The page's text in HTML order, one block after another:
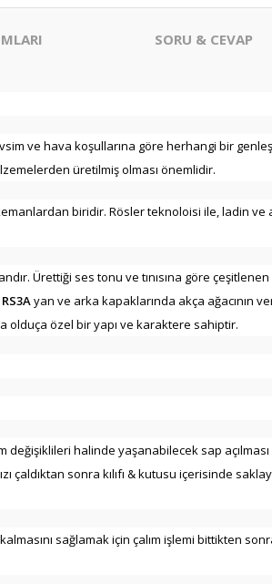
SORU & CEVAP
ve hava koşullarına göre herhangi bir
üretilmiş olması önemlidir.
biridir. Rösler teknoloisi ile, ladin
Ürettiği ses tonu ve tınısına göre
yan ve arka kapaklarında akça ağacının
olduça özel bir yapı ve karaktere sahiptir.
değişiklileri halinde yaşanabilecek sap
çaldıktan sonra kılıfı & kutusu içerisinde
sağlamak için çalım işlemi bittikten